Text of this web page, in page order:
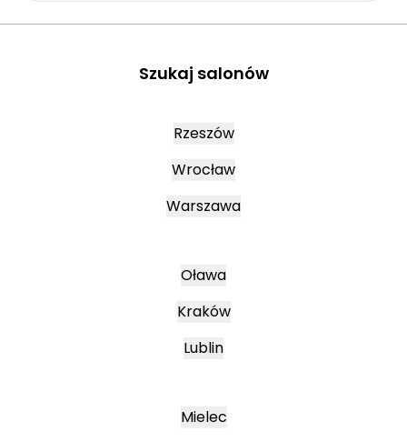
Szukaj salonów
Rzeszów
Wrocław
Warszawa
Oława
Kraków
Lublin
Mielec